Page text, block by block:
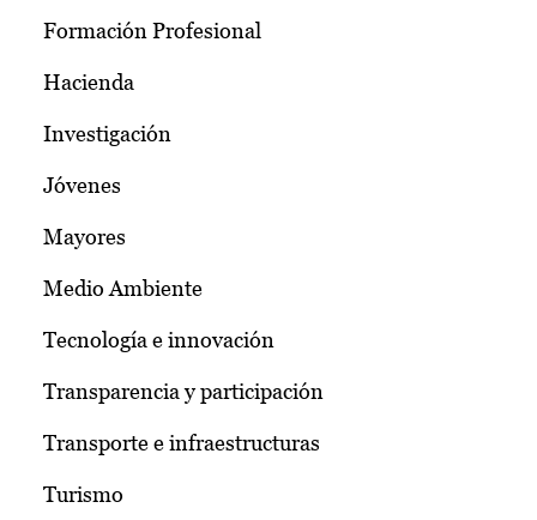
Formación Profesional
Hacienda
Investigación
Jóvenes
Mayores
Medio Ambiente
Tecnología e innovación
Transparencia y participación
Transporte e infraestructuras
Turismo